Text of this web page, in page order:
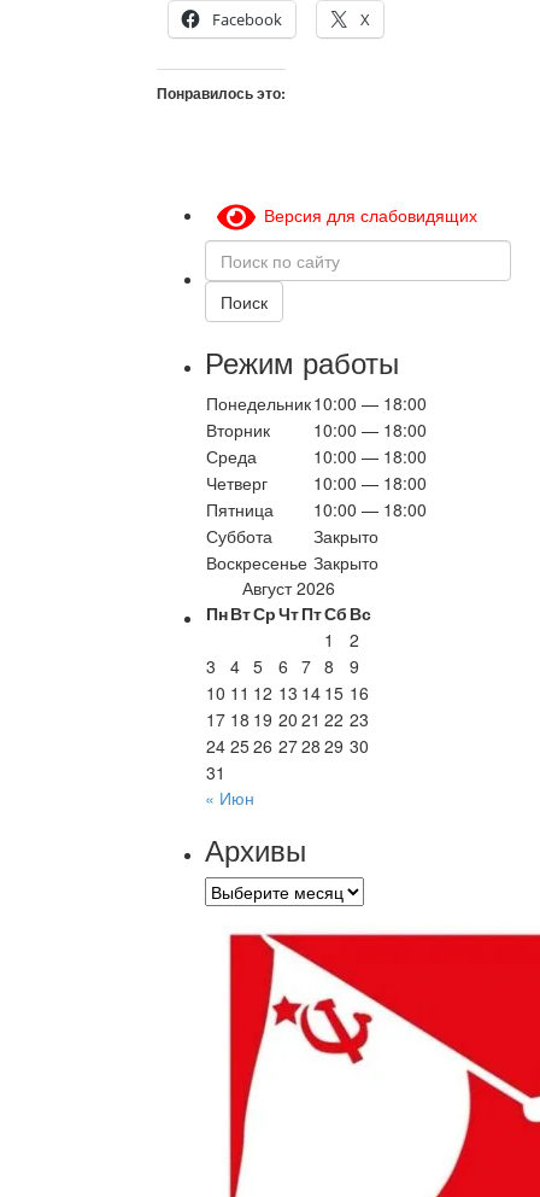
Facebook
X
Понравилось это:
Версия для слабовидящих
Поиск
по
сайту
Поиск
Режим работы
Понедельник10:00 — 18:00
Вторник
10:00 — 18:00
Среда
10:00 — 18:00
Четверг
10:00 — 18:00
Пятница
10:00 — 18:00
Суббота
Закрыто
Воскресенье Закрыто
Август 2026
ПнВтСрЧтПтСб Вс
1
2
3
4 5 6 7 8
9
10 11 12 13 14 15 16
17 18 19 20 21 22 23
24 2526 2728 29 30
31
« Июн
Архивы
Архивы